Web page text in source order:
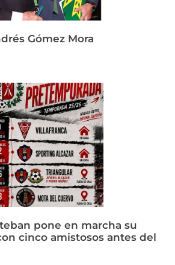
Gómez Mora
pone en marcha su
cinco amistosos antes del